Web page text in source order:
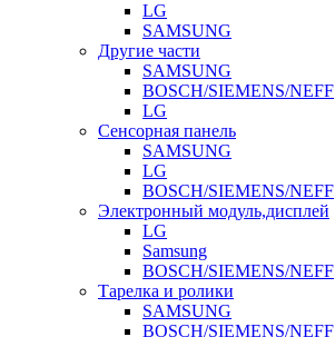
LG
SAMSUNG
Другие части
SAMSUNG
BOSCH/SIEMENS/NEFF
LG
Сенсорная панель
SAMSUNG
LG
BOSCH/SIEMENS/NEFF
Электронный модуль,дисплей
LG
Samsung
BOSCH/SIEMENS/NEFF
Тарелка и ролики
SAMSUNG
BOSCH/SIEMENS/NEFF